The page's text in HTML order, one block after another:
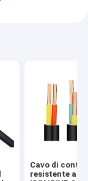
Cavo di
resistente al